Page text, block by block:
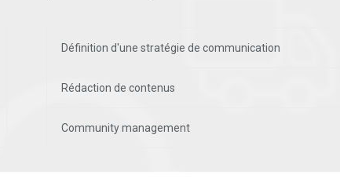
Définition d'une stratégie de communication
Rédaction de contenus
Community management